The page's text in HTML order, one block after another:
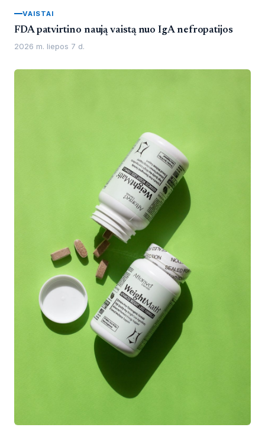
VAISTAI
FDA patvirtino naują vaistą nuo IgA nefropatijos
2026 m. liepos 7 d.